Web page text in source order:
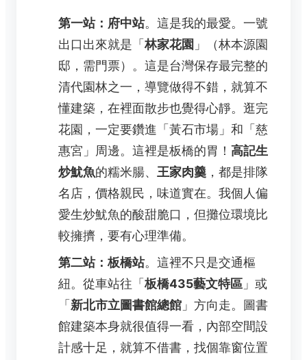
第一站：府中站。這是我的最愛。一號
出口出來就是「林家花園 」（林本源園
邸，需門票）。這是台灣保存最完整的
清代園林之一，導覽做得不錯，就算不
懂建築，在裡面散步也覺得心靜。逛完
花園，一定要鑽進「黃石市場」和「慈
惠宮」周邊。這裡是板橋的胃！ 高記生
炒魷魚的糯米腸、 王家肉羹，都是排隊
名店，價格親民，味道實在。我個人偏
愛生炒魷魚的酸甜脆口，但攤位環境比
較擁擠，要有心理準備。
第二站：板橋站。這裡不只是交通樞
紐。從車站往「 板橋435藝文特區」或
「 新北市立圖書館總館」方向走。圖書
館建築本身就很值得一看，內部空間設
計感十足，就算不借書，找個靠窗位置